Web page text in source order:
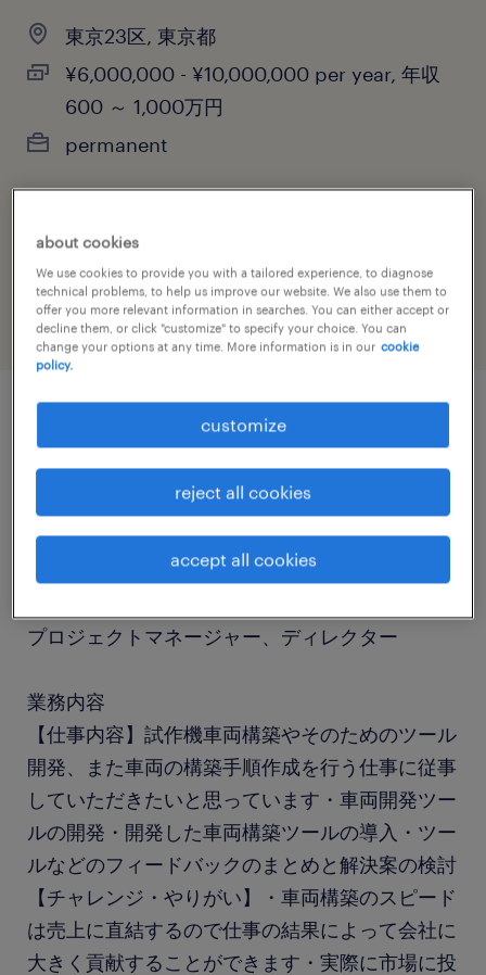
東京23区, 東京都
¥6,000,000 - ¥10,000,000 per year, 年収
600 ～ 1,000万円
permanent
job category
other
job details
社名非公開
プロジェクトマネージャー、ディレクター
業務内容
【仕事内容】試作機車両構築やそのためのツール
開発、また車両の構築手順作成を行う仕事に従事
していただきたいと思っています・車両開発ツー
ルの開発・開発した車両構築ツールの導入・ツー
ルなどのフィードバックのまとめと解決案の検討
【チャレンジ・やりがい】・車両構築のスピード
は売上に直結するので仕事の結果によって会社に
大きく貢献することができます・実際に市場に投
about cookies
We use cookies to provide you with a tailored experience, to diagnose
technical problems, to help us improve our website. We also use them to
offer you more relevant information in searches. You can either accept or
decline them, or click "customize" to specify your choice. You can
change your options at any time. More information is in our cookie
policy.
customize
reject all cookies
accept all cookies